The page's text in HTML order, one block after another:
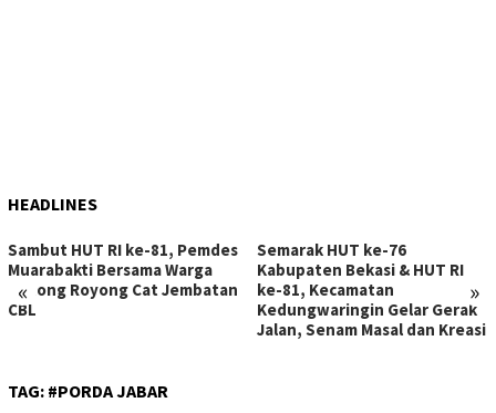
HEADLINES
« »
Sambut HUT RI ke-81, Pemdes
Muarabakti Bersama Warga
Gotong Royong Cat Jembatan
CBL
Semarak HUT ke-76
Kabupaten Bekasi & HUT RI
ke-81, Kecamatan
Kedungwaringin Gelar Gerak
Jalan, Senam Masal dan Kreasi
TAG: #PORDA JABAR